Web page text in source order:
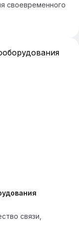
своевременного
связи,